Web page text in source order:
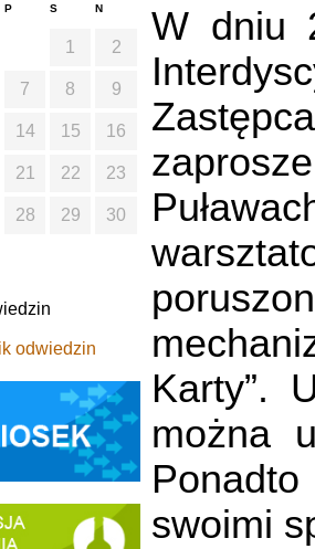
W dniu
Karty”.
można
swoimi
P S N
1 2
7 8 9
14 15 16
21 22 23
28 29 30